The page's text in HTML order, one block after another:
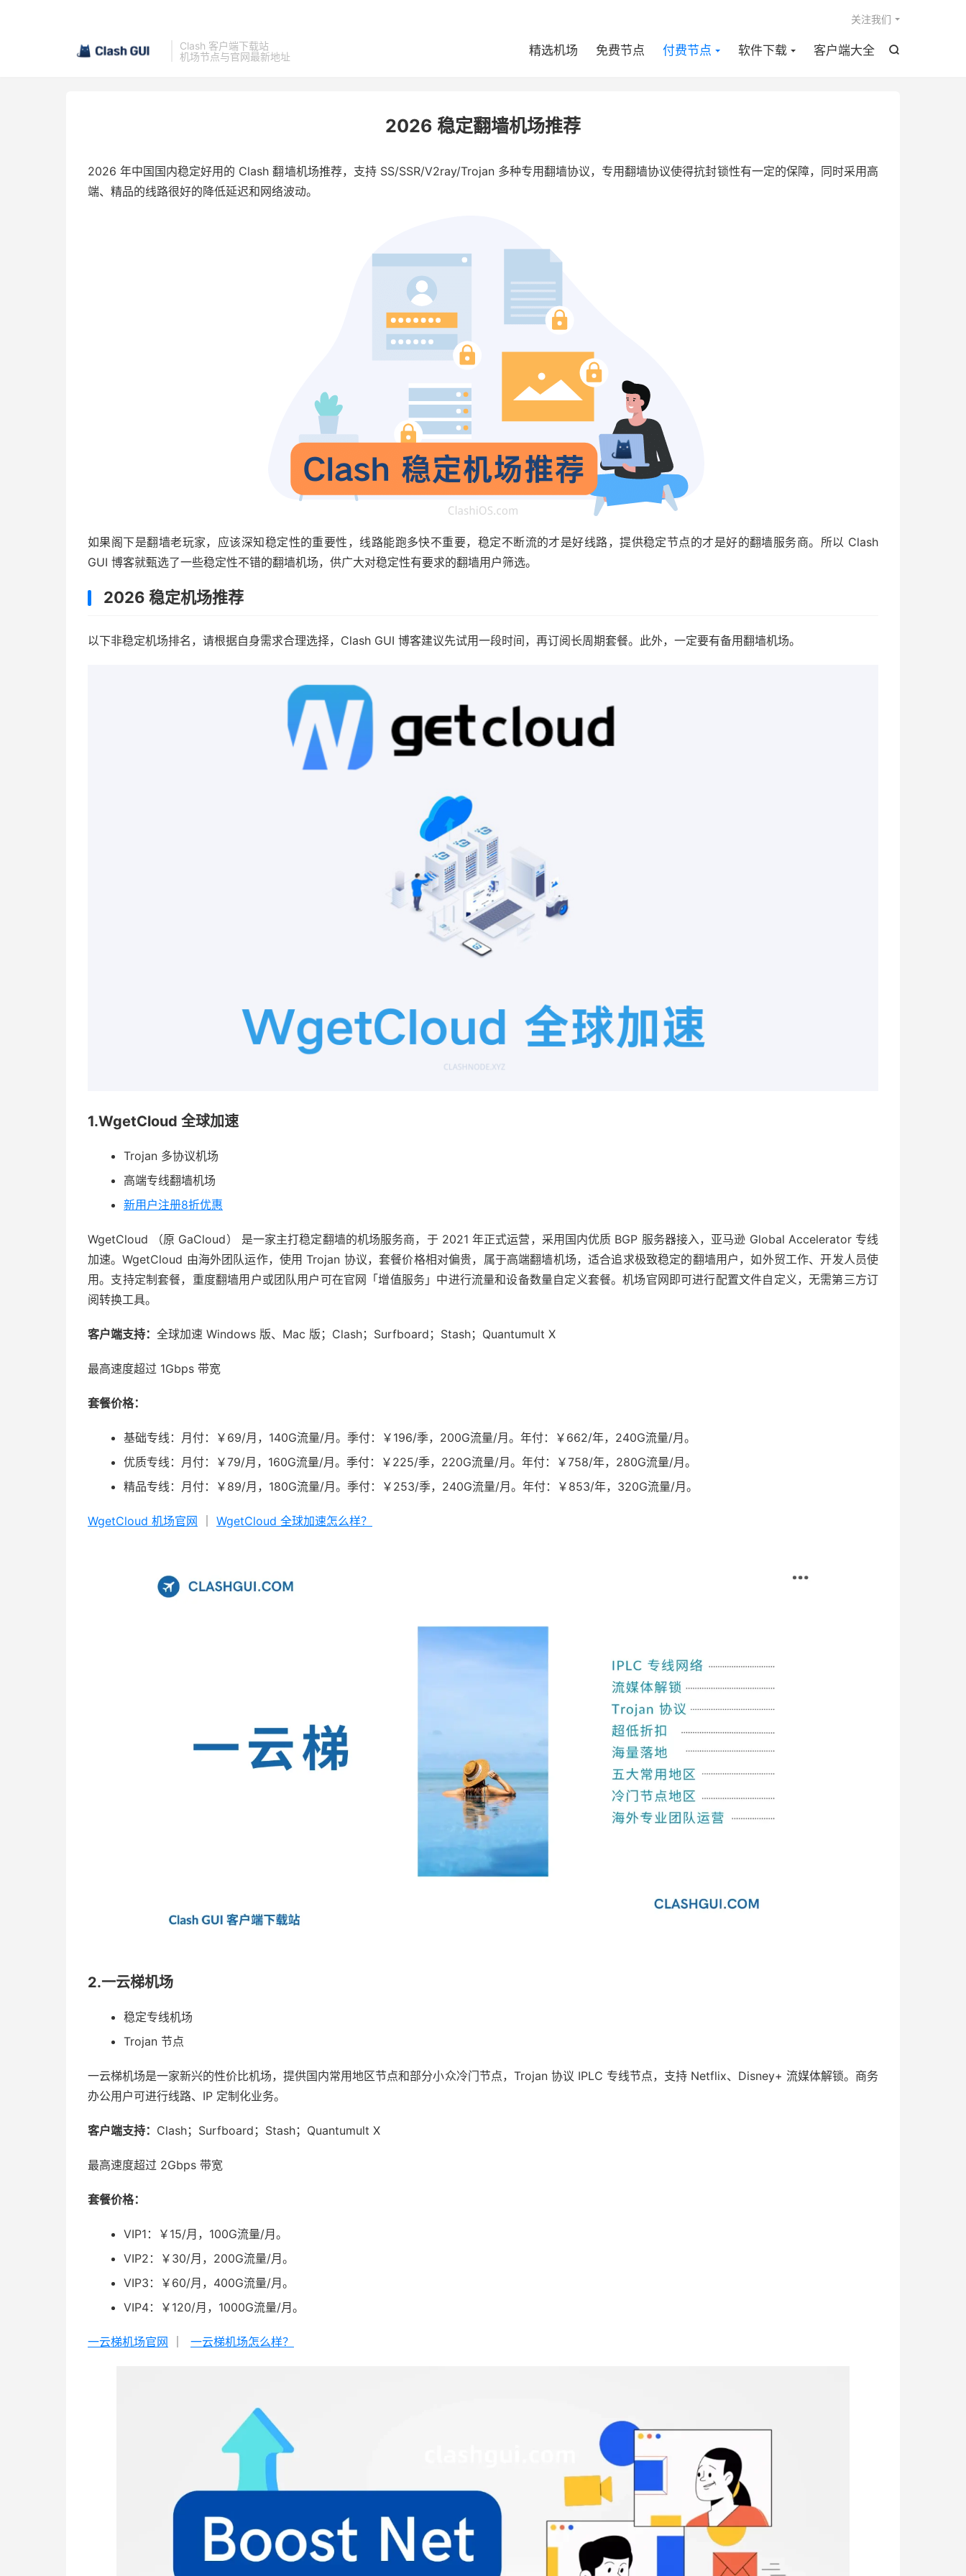
Clash 客户端下载站
机场节点与官网最新地址

精选机场 免费节点 付费节点 软件下载 客户端大全
关注我们
2026 稳定翻墙机场推荐
2026 年中国国内稳定好用的 Clash 翻墙机场推荐，支持 SS/SSR/V2ray/Trojan 多种专用翻墙协议，专用翻墙协议使得抗封锁性有一定的保障，同时采用高
端、精品的线路很好的降低延迟和网络波动。
如果阁下是翻墙老玩家，应该深知稳定性的重要性，线路能跑多快不重要，稳定不断流的才是好线路，提供稳定节点的才是好的翻墙服务商。所以 Clash
GUI 博客就甄选了一些稳定性不错的翻墙机场，供广大对稳定性有要求的翻墙用户筛选。
2026 稳定机场推荐
以下非稳定机场排名，请根据自身需求合理选择，Clash GUI 博客建议先试用一段时间，再订阅长周期套餐。此外，一定要有备用翻墙机场。
1.WgetCloud 全球加速
Trojan 多协议机场
高端专线翻墙机场
新用户注册8折优惠
WgetCloud （原 GaCloud） 是一家主打稳定翻墙的机场服务商，于 2021 年正式运营，采用国内优质 BGP 服务器接入，亚马逊 Global Accelerator 专线
加速。WgetCloud 由海外团队运作，使用 Trojan 协议，套餐价格相对偏贵，属于高端翻墙机场，适合追求极致稳定的翻墙用户，如外贸工作、开发人员使
用。支持定制套餐，重度翻墙用户或团队用户可在官网「增值服务」中进行流量和设备数量自定义套餐。机场官网即可进行配置文件自定义，无需第三方订
阅转换工具。
客户端支持： 全球加速 Windows 版、Mac 版；Clash；Surfboard；Stash；Quantumult X
最高速度超过 1Gbps 带宽
套餐价格：
基础专线：月付：￥69/月，140G流量/月。季付：￥196/季，200G流量/月。年付：￥662/年，240G流量/月。
优质专线：月付：￥79/月，160G流量/月。季付：￥225/季，220G流量/月。年付：￥758/年，280G流量/月。
精品专线：月付：￥89/月，180G流量/月。季付：￥253/季，240G流量/月。年付：￥853/年，320G流量/月。
WgetCloud 机场官网 WgetCloud 全球加速怎么样？
2.一云梯机场
稳定专线机场
Trojan 节点
一云梯机场是一家新兴的性价比机场，提供国内常用地区节点和部分小众冷门节点，Trojan 协议 IPLC 专线节点，支持 Netflix、Disney+ 流媒体解锁。商务
办公用户可进行线路、IP 定制化业务。
客户端支持： Clash；Surfboard；Stash；Quantumult X
最高速度超过 2Gbps 带宽
套餐价格：
VIP1：￥15/月，100G流量/月。
VIP2：￥30/月，200G流量/月。
VIP3：￥60/月，400G流量/月。
VIP4：￥120/月，1000G流量/月。
一云梯机场官网 一云梯机场怎么样？